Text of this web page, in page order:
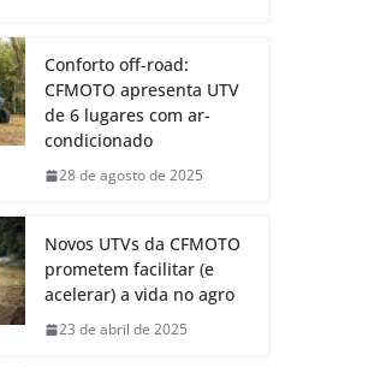
Conforto off-road:
CFMOTO apresenta UTV
de 6 lugares com ar-
condicionado
28 de agosto de 2025
Novos UTVs da CFMOTO
prometem facilitar (e
acelerar) a vida no agro
23 de abril de 2025